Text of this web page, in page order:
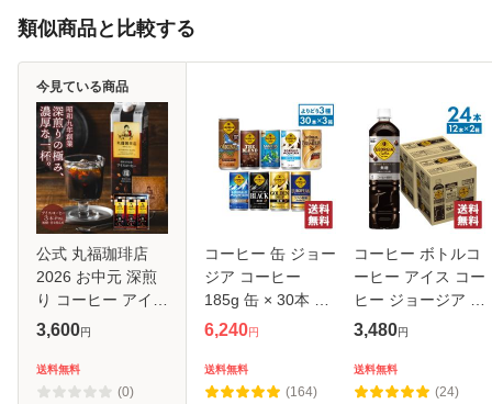
類似商品と比較する
公式 丸福珈琲店
2026 お中元 深煎
り コーヒー アイス
3本セット 伝承リ
控えめ 選択可 昭和
九年創業 ギフト 贈
3,600円
送料無料
(0)
今見ている商品
コーヒー 缶 ジョー
ジア コーヒー
185g 缶 × 30本 入
各種 選べる 3箱
6,240円
送料無料
(164)
コーヒー ボトルコ
ーヒー アイス コー
ヒー ジョージア 深
み焙煎 贅沢ブラッ
× 12本 × 2箱 【送
料無料】
3,480円
送料無料
(24)